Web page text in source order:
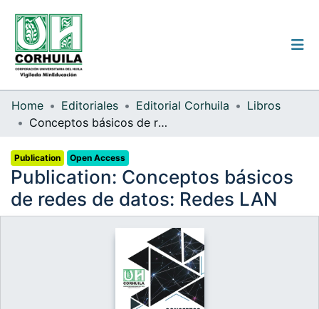
Institutional guidelines
Communities & Collections
All of the repository
Statistics
Home Editoriales Editorial Corhuila
Libros
Conceptos básicos de redes de datos: Redes LAN
Publication Open Access
Publication: Conceptos básicos
de redes de datos: Redes LAN